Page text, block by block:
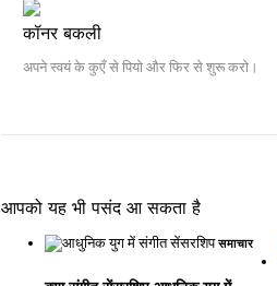
कॉनर बकली
अपने स्वयं के कुएँ से पियो और फिर से शुरू करो।
आपको यह भी पसंद आ सकता है
समाचार